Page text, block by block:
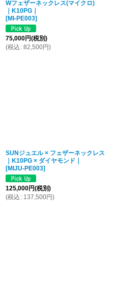
Wフェザーネックレス(マイクロ)
｜K10PG｜
[MI-PE003]
75,000円(税別)
(税込 : 82,500円)
SUNジュエル × フェザーネックレス
｜K10PG × ダイヤモンド｜
[MIJU-PE003]
125,000円(税別)
(税込 : 137,500円)